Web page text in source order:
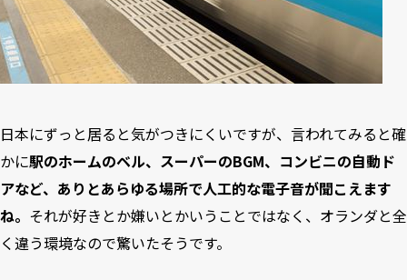
日本にずっと居ると気がつきにくいですが、言われてみると確
かに駅のホームのベル、スーパーのBGM、コンビニの自動ド
アなど、ありとあらゆる場所で人工的な電子音が聞こえます
ね。 それが好きとか嫌いとかいうことではなく、オランダと全
く違う環境なので驚いたそうです。